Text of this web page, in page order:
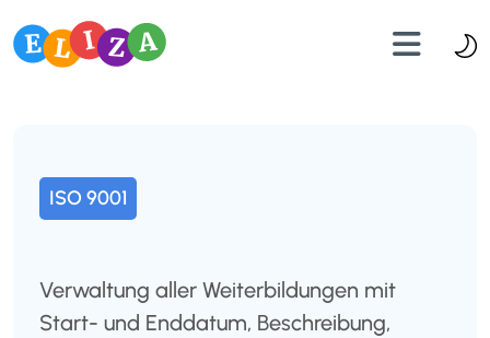
ISO 9001
Verwaltung aller Weiterbildungen mit
Start- und Enddatum, Beschreibung,